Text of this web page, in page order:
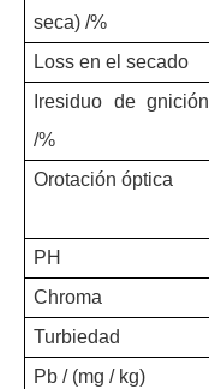
seca) /%
Loss en el secado
residuo de gnición
/%
Orotación óptica
PH
Chroma
Turbiedad
Pb / (mg / kg)